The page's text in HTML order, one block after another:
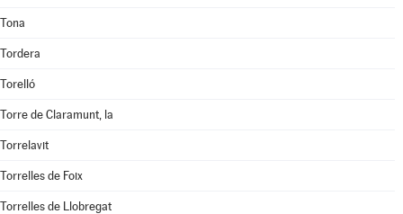
Tona
Tordera
Torelló
Torre de Claramunt, la
Torrelavit
Torrelles de Foix
Torrelles de Llobregat